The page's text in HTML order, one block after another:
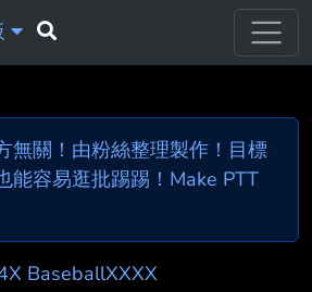
無關！由粉絲整理製作！目標
能容易逛批踢踢！Make PTT
BaseballXXXX